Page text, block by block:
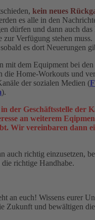
kein neues
es alle in den
dürfen und dann auch das
Verfügung stehen muss.
es dort Neuerungen
mit dem Equipment bei
die Home-Workouts und
der sozialen Medien (
).
der Geschäftsstelle der
an weiterem
Wir vereinbaren dann
auch richtig einzusetzen,
richtige Handhabe.
an euch! Wissens eurer
Zukunft und bewältigen